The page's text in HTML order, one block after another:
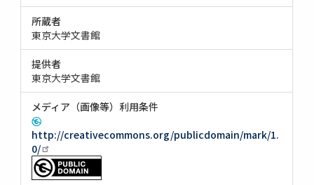
所蔵者
東京大学文書館
提供者
東京大学文書館
メディア（画像等）利用条件
http://creativecommons.org/publicdomain/mark/1.
0/